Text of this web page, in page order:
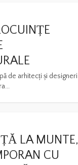
de arhitecți și designeri
LA MUNTE,
CU